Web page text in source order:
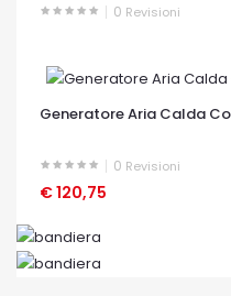
0 Revisioni
OCCHIATA VELOCE
Generatore Aria Calda
0 Revisioni
€ 120,75
OCCHIATA VELOCE